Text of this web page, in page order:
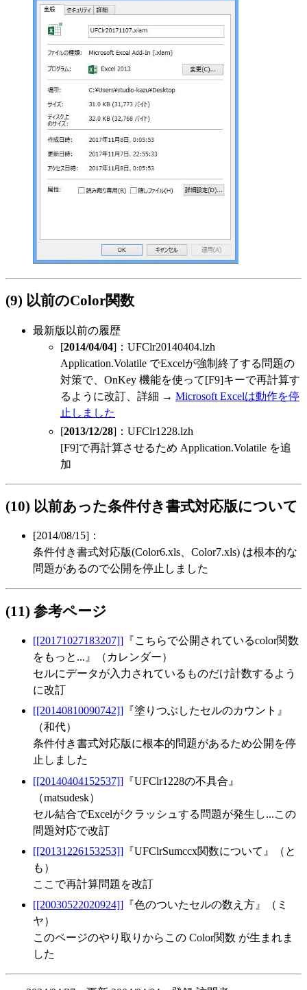
(9) 以前のColor関数
最新版以前の履歴
[2014/04/04]：UFClr20140404.lzh
Application.Volatile でExcelが強制終了する問題の
対策で、OnKey 機能を使って[F9]キーで再計算す
るように改訂、詳細 → Microsoft Excelは動作を停
止しました
[2013/12/28]：UFClr1228.lzh
[F9]で再計算させるため Application.Volatile を追
加
(10) 以前あった条件付き書式対応版について
[2014/08/15]：
条件付き書式対応版(Color6.xls、Color7.xls) は根本的な
問題があるので公開を停止しました
(11) 参考ページ
[[20171027183207]] 『こちらで公開されているcolor関数
をもっと...』（カレンダー）
セルにデータが入力されているものだけ計数するよう
に改訂
[[20140810090742]] 『塗りつぶしたセルのカウント』
（和代）
条件付き書式対応版に根本的問題があるため公開を停
止しました
[[20140404152537]] 『UFClr1228の不具合』
（matsudesk）
セル結合でExcelがクラッシュする問題が発生し...この
問題対応で改訂
[[20131226153253]] 『UFClrSumccx関数について』（と
も）
ここで再計算問題を改訂
[[20030522020924]] 『色のついたセルの数え方』（ミ
ヤ）
このページのやり取りからこの Color関数 が生まれま
した